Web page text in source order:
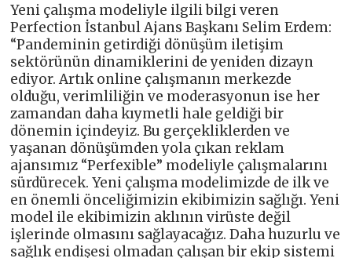
Yeni çalışma modeliyle ilgili bilgi veren
Perfection İstanbul Ajans Başkanı Selim Erdem:
“Pandeminin getirdiği dönüşüm iletişim
sektörünün dinamiklerini de yeniden dizayn
ediyor. Artık online çalışmanın merkezde
olduğu, verimliliğin ve moderasyonun ise her
zamandan daha kıymetli hale geldiği bir
dönemin içindeyiz. Bu gerçekliklerden ve
yaşanan dönüşümden yola çıkan reklam
ajansımız “Perfexible” modeliyle çalışmalarını
sürdürecek. Yeni çalışma modelimizde de ilk ve
en önemli önceliğimizin ekibimizin sağlığı. Yeni
model ile ekibimizin aklının virüste değil
işlerinde olmasını sağlayacağız. Daha huzurlu ve
sağlık endişesi olmadan çalışan bir ekip sistemi